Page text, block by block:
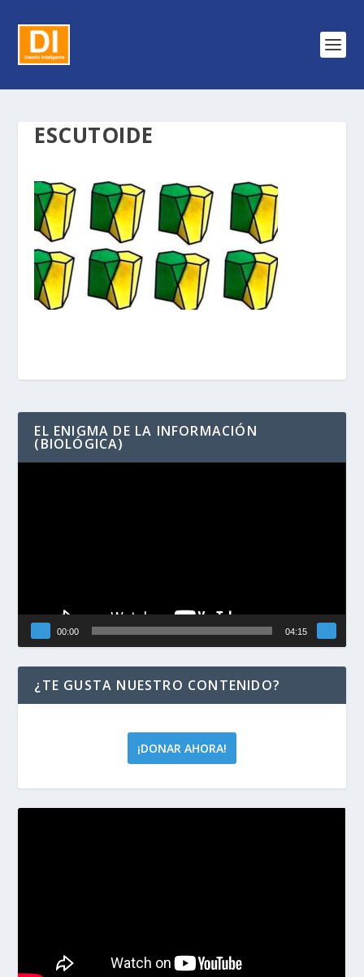
ESCUTOIDE
EL ENIGMA DE LA INFORMACIÓN
(BIOLÓGICA)
00:00 04:15
¿TE GUSTA NUESTRO CONTENIDO?
¡DONAR AHORA!